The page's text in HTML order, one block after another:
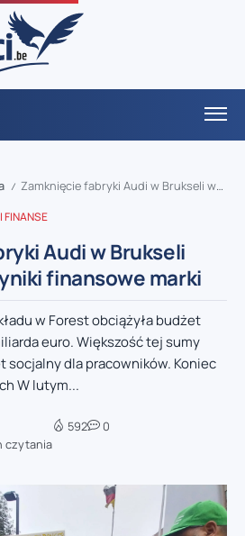
/ Zamknięcie fabryki Audi w Brukseli wpłynęło na wyniki finansowe marki
FINANSE
Audi w Brukseli
finansowe marki
w Forest obciążyła budżet
euro. Większość tej sumy
socjalny dla pracowników. Koniec
W lutym...
czytania
592 0